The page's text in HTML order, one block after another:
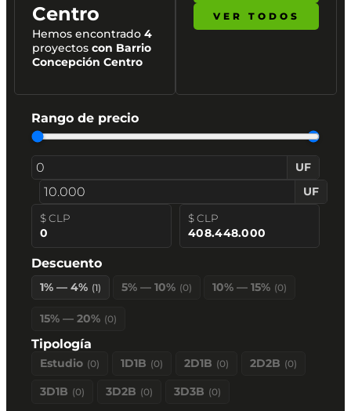
Centro
Hemos encontrado 4
proyectos con Barrio
Concepción Centro
VER TODOS
Rango de precio
UF
UF
$ CLP
0
$ CLP
408.448.000
Descuento
1% — 4% (1) 5% — 10% (0) 10% — 15% (0)
15% — 20% (0)
Tipología
Estudio (0) 1D1B (0) 2D1B (0) 2D2B (0)
3D1B (0) 3D2B (0) 3D3B (0)